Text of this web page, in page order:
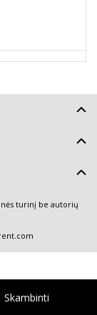
turinį be autorių
Skambinti